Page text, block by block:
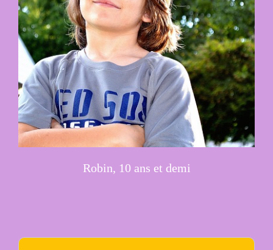
Robin, 10 ans et demi